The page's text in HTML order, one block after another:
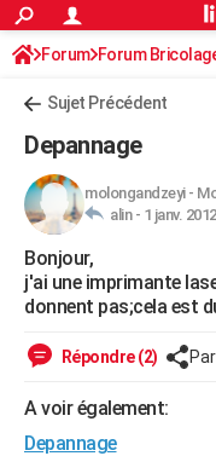
ACTUALITÉS
Politique
Société
Faits Divers
Education
Monde
Villes
+
FINANCE
Retraite
Impôts
Epargne
Immobilier
Risques naturels par ville
Banque
Assurance
Crédit
AUTO
Essais
Réserver un essai
Citadines
Berlines
SUV
Forum auto
+HIGH-TECH
Mobiles
Meilleur smartphone
Internet
Ordinateurs
Jeux vidéo
Guide high-tech
+
Forum
Aménagement intérieur
Extérieur
Cuisine
Salle de bains
Jardinage
Rangement
WEEK-END
Guides de France
Escapades
Patrimoine
Expositions
Musées
Week-end nature
+LIFESTYLE
Forum Forum
Sujet Précédent
Depannage
molongandzeyi-
alin - 1 janv.
Bonjour,
j'ai une imprimante
donnent pas;cela est
Répondre (2)
A voir également:
Depannage